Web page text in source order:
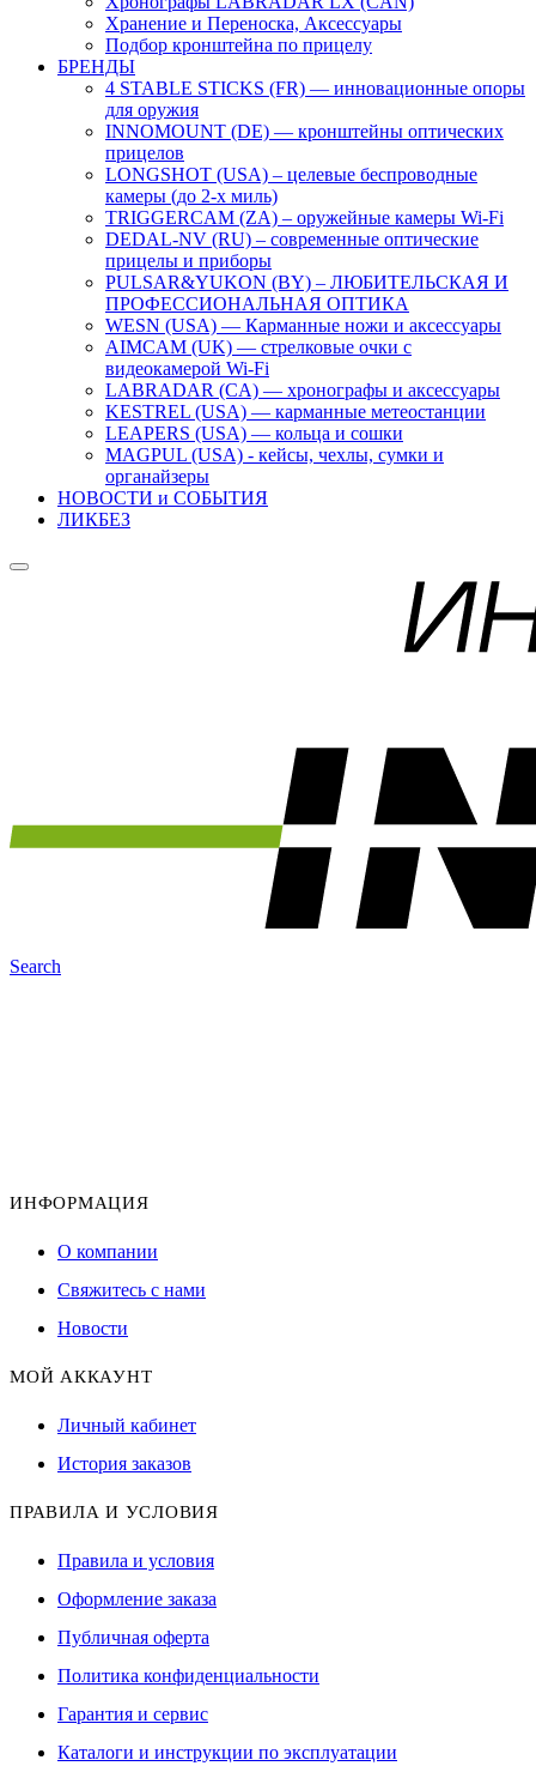
Хранение и Переноска, Аксессуары
Подбор кронштейна по прицелу
БРЕНДЫ
4 STABLE STICKS (FR) — инновационные опоры
для оружия
INNOMOUNT (DE) — кронштейны оптических
прицелов
LONGSHOT (USA) – целевые беспроводные
камеры (до 2-х миль)
TRIGGERCAM (ZA) – оружейные камеры Wi-Fi
DEDAL-NV (RU) – современные оптические
прицелы и приборы
PULSAR&YUKON (BY) – ЛЮБИТЕЛЬСКАЯ И
ПРОФЕССИОНАЛЬНАЯ ОПТИКА
WESN (USA) — Карманные ножи и аксессуары
AIMCAM (UK) — стрелковые очки с
видеокамерой Wi-Fi
LABRADAR (CA) — хронографы и аксессуары
KESTREL (USA) — карманные метеостанции
LEAPERS (USA) — кольца и сошки
MAGPUL (USA) - кейсы, чехлы, сумки и
органайзеры
НОВОСТИ и СОБЫТИЯ
ЛИКБЕЗ
Search
ИНФОРМАЦИЯ
О компании
Свяжитесь с нами
Новости
МОЙ АККАУНТ
Личный кабинет
История заказов
ПРАВИЛА И УСЛОВИЯ
Правила и условия
Оформление заказа
Публичная оферта
Политика конфиденциальности
Гарантия и сервис
Каталоги и инструкции по эксплуатации